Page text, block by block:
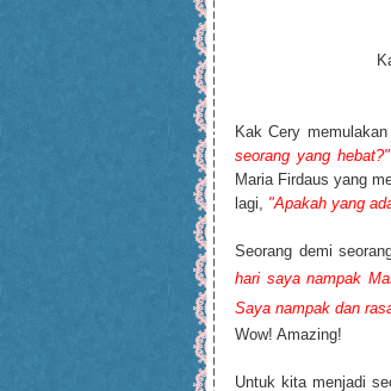
Kak Cery
seorang yang hebat?"
Maria Firdaus yang
lagi, "Apakah yang
Seorang demi
hari saya nampak
Saya nampak dan
Wow! Amazing!
Untuk kita menjadi